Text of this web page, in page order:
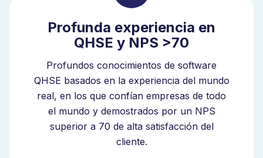
Profunda experiencia en
QHSE y NPS >70
Profundos conocimientos de software
QHSE basados en la experiencia del mundo
real, en los que confían empresas de todo
el mundo y demostrados por un NPS
superior a 70 de alta satisfacción del
cliente.